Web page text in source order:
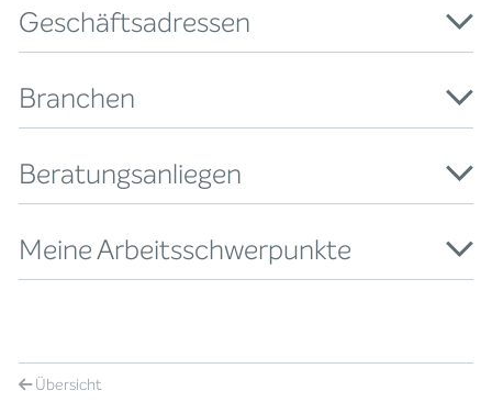
Geschäftsadressen
Branchen
Beratungsanliegen
Meine Arbeitsschwerpunkte
Übersicht